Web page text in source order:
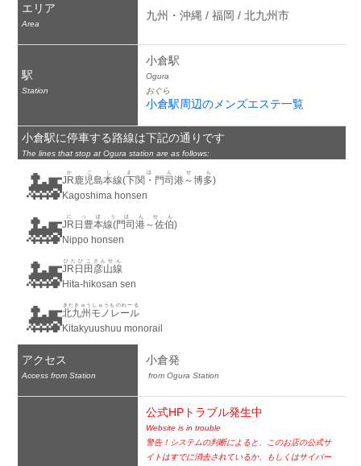
エリア
Area
九州・沖縄 / 福岡 / 北九州市
駅
Station
小倉駅
Ogura
おぐら
小倉駅周辺のメンズエステ一覧
小倉駅に停車する路線は下記の通りです
The lines that stop at Ogura station are as follows:
🚂JR鹿児島本線(下関・門司港～博多)
かごしまほんせん
Kagoshima honsen
🚂JR日豊本線(門司港～佐伯)
にっぽうほんせん
Nippo honsen
🚂JR日田彦山線
ひたひこさんせん
Hita-hikosan sen
🚂北九州モノレール
きたきゅうしゅうものれーる
Kitakyuushuu monorail
アクセス
Access from Station
小倉発
from Ogura Station
公式HPトラブル発生中
Website is in trouble
警告！システムの判断によると、このお店の公式サ
イトはすでに消去されているか、もしくはサイバー